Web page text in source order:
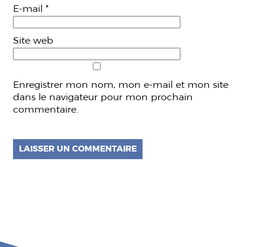
E-mail*
Site web
Enregistrer mon nom, mon e-mail et mon site
dans le navigateur pour mon prochain
commentaire.